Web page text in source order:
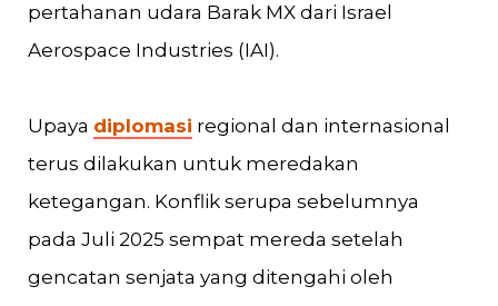
pertahanan udara Barak MX dari Israel
Aerospace Industries (IAI).
Upaya diplomasi regional dan internasional
terus dilakukan untuk meredakan
ketegangan. Konflik serupa sebelumnya
pada Juli 2025 sempat mereda setelah
gencatan senjata yang ditengahi oleh